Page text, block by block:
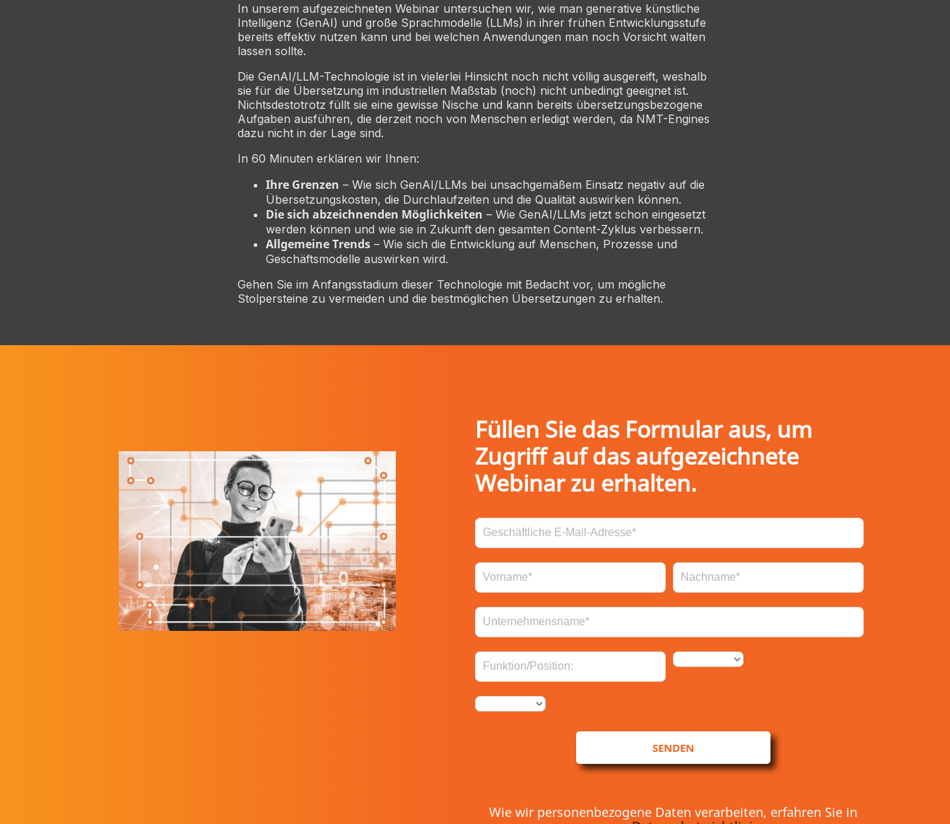
In unserem aufgezeichneten Webinar untersuchen wir, wie man generative künstliche
Intelligenz (GenAI) und große Sprachmodelle (LLMs) in ihrer frühen Entwicklungsstufe
bereits effektiv nutzen kann und bei welchen Anwendungen man noch Vorsicht walten
lassen sollte.
Die GenAI/LLM-Technologie ist in vielerlei Hinsicht noch nicht völlig ausgereift, weshalb
sie für die Übersetzung im industriellen Maßstab (noch) nicht unbedingt geeignet ist.
Nichtsdestotrotz füllt sie eine gewisse Nische und kann bereits übersetzungsbezogene
Aufgaben ausführen, die derzeit noch von Menschen erledigt werden, da NMT-Engines
dazu nicht in der Lage sind.
In 60 Minuten erklären wir Ihnen:
Ihre Grenzen – Wie sich GenAI/LLMs bei unsachgemäßem Einsatz negativ auf die
Übersetzungskosten, die Durchlaufzeiten und die Qualität auswirken können.
Die sich abzeichnenden Möglichkeiten – Wie GenAI/LLMs jetzt schon eingesetzt
werden können und wie sie in Zukunft den gesamten Content-Zyklus verbessern.
Allgemeine Trends – Wie sich die Entwicklung auf Menschen, Prozesse und
Geschäftsmodelle auswirken wird.
Gehen Sie im Anfangsstadium dieser Technologie mit Bedacht vor, um mögliche
Stolpersteine zu vermeiden und die bestmöglichen Übersetzungen zu erhalten.
Füllen Sie das Formular aus, um
Zugriff auf das aufgezeichnete
Webinar zu erhalten.
SENDEN
Wie wir personenbezogene Daten verarbeiten, erfahren Sie in